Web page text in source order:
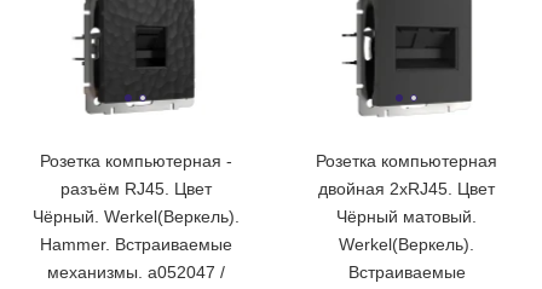
Розетка компьютерная -
разъём RJ45. Цвет
Чёрный. Werkel(Веркель).
Hammer. Встраиваемые
механизмы. a052047 /
Розетка компьютерная
двойная 2хRJ45. Цвет
Чёрный матовый.
Werkel(Веркель).
Встраиваемые